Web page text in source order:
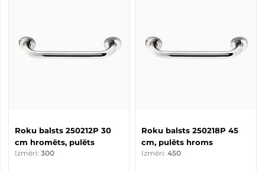
Roku balsts 250212P 30
cm hromēts, pulēts
Izmēri: 300
Roku balsts 250218P 45
cm, pulēts hroms
Izmēri: 450